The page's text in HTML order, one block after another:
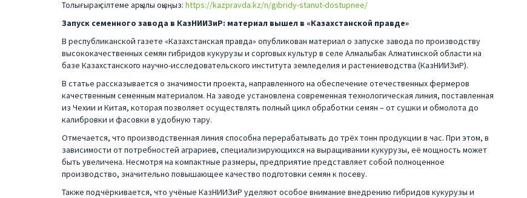
Толығырақ сілтеме арқылы оқыңыз: https://kazpravda.kz/n/gibridy-stanut-dostupnee/
Запуск семенного завода в КазНИИЗиР: материал вышел в «Казахстанской правде»
В республиканской газете «Казахстанская правда» опубликован материал о запуске завода по производству
высококачественных семян гибридов кукурузы и сорговых культур в селе Алмалыбак Алматинской области на
базе Казахстанского научно-исследовательского института земледелия и растениеводства (КазНИИЗиР).
В статье рассказывается о значимости проекта, направленного на обеспечение отечественных фермеров
качественным семенным материалом. На заводе установлена современная технологическая линия, поставленная
из Чехии и Китая, которая позволяет осуществлять полный цикл обработки семян – от сушки и обмолота до
калибровки и фасовки в удобную тару.
Отмечается, что производственная линия способна перерабатывать до трёх тонн продукции в час. При этом, в
зависимости от потребностей аграриев, специализирующихся на выращивании кукурузы, её мощность может
быть увеличена. Несмотря на компактные размеры, предприятие представляет собой полноценное
производство, значительно повышающее качество подготовки семян к посеву.
Также подчёркивается, что учёные КазНИИЗиР уделяют особое внимание внедрению гибридов кукурузы и